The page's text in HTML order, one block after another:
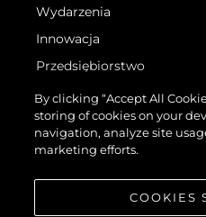
Wydarzenia
Innowacja
Przedsiębiorstwo
Zespół
Styl Życia
Tradycja
By clicking “Accept All
storing of cookies on your
navigation, analyze site
marketing efforts.
COOKIES